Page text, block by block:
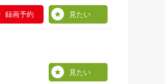
録画予約 見たい
見たい